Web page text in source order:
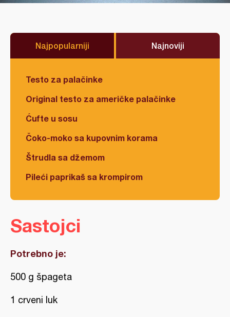
Najpopularniji Najnoviji
Testo za palačinke
Original testo za američke palačinke
Ćufte u sosu
Čoko-moko sa kupovnim korama
Štrudla sa džemom
Pileći paprikaš sa krompirom
Sastojci
Potrebno je:
500 g špageta
1 crveni luk